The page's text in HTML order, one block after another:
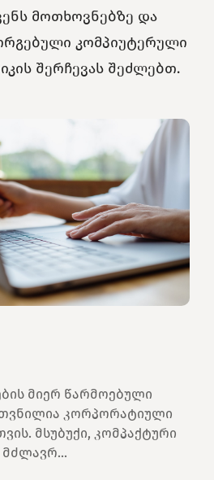
მოთხოვნებზე და
კომპიუტერული
შერჩევას შეძლებთ.
მიერ წარმოებული
კორპორატიული
მსუბუქი, კომპაქტური